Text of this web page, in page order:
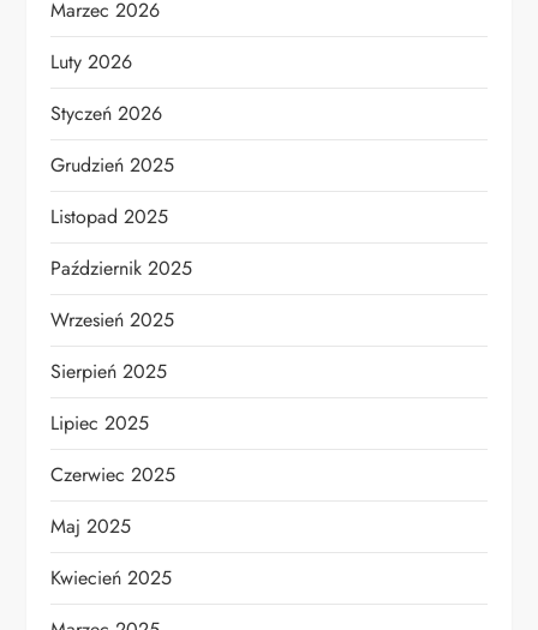
Marzec 2026
Luty 2026
Styczeń 2026
Grudzień 2025
Listopad 2025
Październik 2025
Wrzesień 2025
Sierpień 2025
Lipiec 2025
Czerwiec 2025
Maj 2025
Kwiecień 2025